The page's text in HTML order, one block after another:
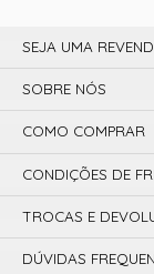
SEJA UMA
SOBRE NÓS
COMO COMPRAR
CONDIÇÕES DE
TROCAS E
DÚVIDAS